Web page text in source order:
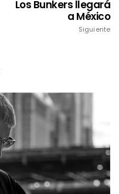
Los Bunkers llegará
a México
Siguiente